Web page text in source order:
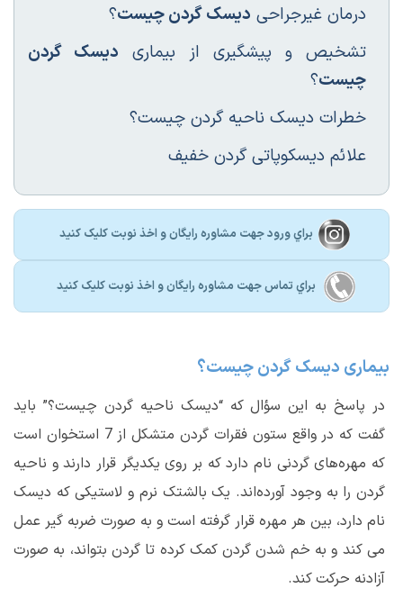
درمان غیرجراحی دیسک گردن چیست؟
تشخیص و پیشگیری از بیماری دیسک گردن
چیست؟
خطرات دیسک ناحیه گردن چیست؟
علائم دیسکوپاتی گردن خفیف
براي ورود جهت مشاوره رايگان و اخذ نوبت کليک کنيد
براي تماس جهت مشاوره رايگان و اخذ نوبت کليک کنيد
بیماری دیسک گردن چیست؟
در پاسخ به این سؤال که “دیسک ناحیه گردن چیست؟” باید
گفت که در واقع ستون فقرات گردن متشکل از 7 استخوان است
که مهره‌های گردنی نام دارد که بر روی یکدیگر قرار دارند و ناحیه
گردن را به وجود آورده‌اند. یک بالشتک نرم و لاستیکی که دیسک
نام دارد، بین هر مهره قرار گرفته است و به صورت ضربه گیر عمل
می کند و به خم شدن گردن کمک کرده تا گردن بتواند، به صورت
آزادنه حرکت کند.